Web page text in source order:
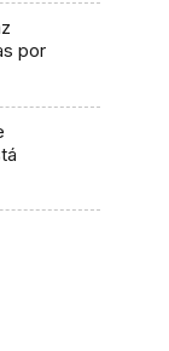
por